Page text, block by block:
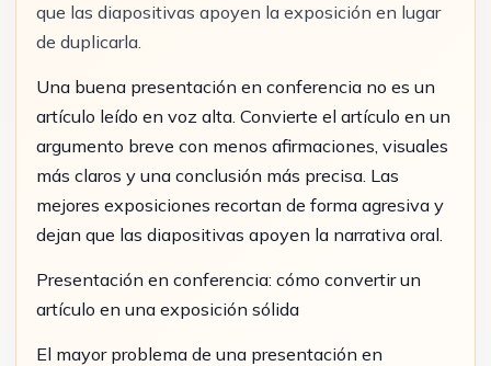
que las diapositivas apoyen la exposición en lugar
de duplicarla.
Una buena presentación en conferencia no es un
artículo leído en voz alta. Convierte el artículo en un
argumento breve con menos afirmaciones, visuales
más claros y una conclusión más precisa. Las
mejores exposiciones recortan de forma agresiva y
dejan que las diapositivas apoyen la narrativa oral.
Presentación en conferencia: cómo convertir un
artículo en una exposición sólida
El mayor problema de una presentación en